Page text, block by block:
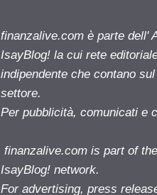
finanzalive.com è parte dell'
IsayBlog! la cui rete
indipendente che contano
settore.
Per pubblicità, comunicati e
finanzalive.com is part of
IsayBlog! network.
For advertising, press